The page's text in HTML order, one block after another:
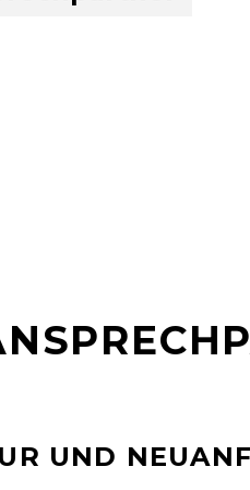
UND